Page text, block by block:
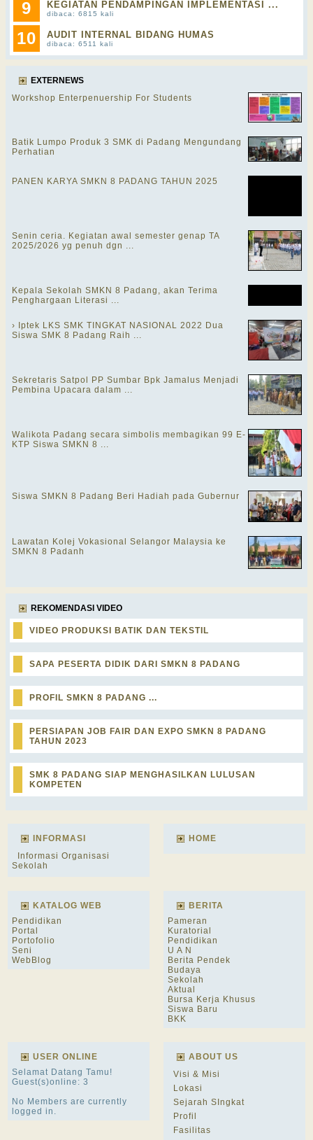
9 KEGIATAN PENDAMPINGAN IMPLEMENTASI ...
dibaca: 6815 kali
10 AUDIT INTERNAL BIDANG HUMAS
dibaca: 6511 kali
EXTERNEWS
Workshop Enterpenuership For Students
Batik Lumpo Produk 3 SMK di Padang Mengundang
Perhatian
PANEN KARYA SMKN 8 PADANG TAHUN 2025
Senin ceria. Kegiatan awal semester genap TA
2025/2026 yg penuh dgn ...
Kepala Sekolah SMKN 8 Padang, akan Terima
Penghargaan Literasi ...
› Iptek LKS SMK TINGKAT NASIONAL 2022 Dua
Siswa SMK 8 Padang Raih ...
Sekretaris Satpol PP Sumbar Bpk Jamalus Menjadi
Pembina Upacara dalam ...
Walikota Padang secara simbolis membagikan 99 E-
KTP Siswa SMKN 8 ...
Siswa SMKN 8 Padang Beri Hadiah pada Gubernur
Lawatan Kolej Vokasional Selangor Malaysia ke
SMKN 8 Padanh
REKOMENDASI VIDEO
VIDEO PRODUKSI BATIK DAN TEKSTIL
SAPA PESERTA DIDIK DARI SMKN 8 PADANG
PROFIL SMKN 8 PADANG ...
PERSIAPAN JOB FAIR DAN EXPO SMKN 8 PADANG
TAHUN 2023
SMK 8 PADANG SIAP MENGHASILKAN LULUSAN
KOMPETEN
INFORMASI
Informasi Organisasi
Sekolah
HOME
KATALOG WEB
Pendidikan
Portal
Portofolio
Seni
WebBlog
BERITA
Pameran
Kuratorial
Pendidikan
U A N
Berita Pendek
Budaya
Sekolah
Aktual
Bursa Kerja Khusus
Siswa Baru
BKK
USER ONLINE
Selamat Datang Tamu!
Guest(s)online: 3
No Members are currently
logged in.
ABOUT US
Visi & Misi
Lokasi
Sejarah SIngkat
Profil
Fasilitas